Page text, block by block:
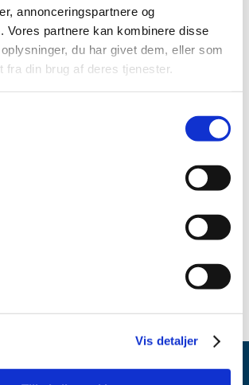
annonceringspartnere og
Vores partnere kan kombinere disse
du har givet dem, eller som
fra din brug af deres tjenester.
Vis detaljer
referencenummer: AX028/22/S,
AX029/22/S (FSN)
sagsnummer: 2022081461
om Artis Q / Q.zen / pheno / icono